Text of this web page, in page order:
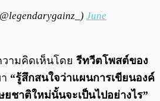
June
ามคิดเห็นโดย รีทวีตโพสต์ของ
“รู้สึกสนใจว่าแผนการเขียนองค์
ชาติใหม่นั้นจะเป็นไปอย่างไร”